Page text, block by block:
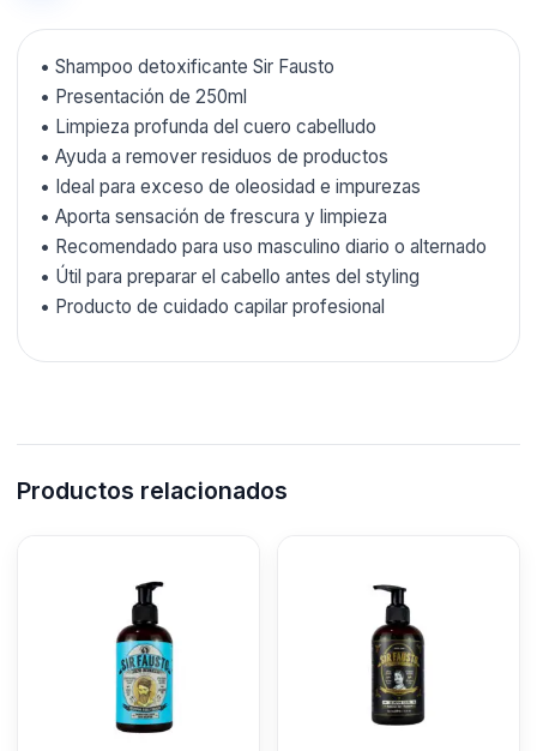
• Shampoo detoxificante Sir Fausto
• Presentación de 250ml
• Limpieza profunda del cuero cabelludo
• Ayuda a remover residuos de productos
• Ideal para exceso de oleosidad e impurezas
• Aporta sensación de frescura y limpieza
• Recomendado para uso masculino diario o alternado
• Útil para preparar el cabello antes del styling
• Producto de cuidado capilar profesional
Productos relacionados